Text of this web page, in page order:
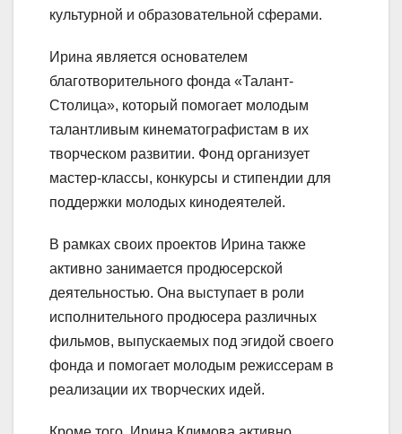
культурной и образовательной сферами.
Ирина является основателем
благотворительного фонда «Талант-
Столица», который помогает молодым
талантливым кинематографистам в их
творческом развитии. Фонд организует
мастер-классы, конкурсы и стипендии для
поддержки молодых кинодеятелей.
В рамках своих проектов Ирина также
активно занимается продюсерской
деятельностью. Она выступает в роли
исполнительного продюсера различных
фильмов, выпускаемых под эгидой своего
фонда и помогает молодым режиссерам в
реализации их творческих идей.